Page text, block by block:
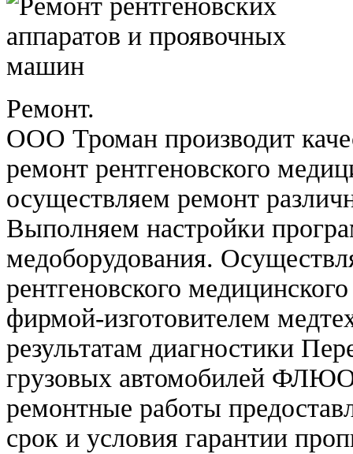
Ремонт.
ООО Троман производит
ремонт рентгеновского
осуществляем ремонт
Выполняем настройки
медоборудования.
рентгеновского
фирмой-изготовителем
результатам диагностики
грузовых автомобилей
ремонтные работы
срок и условия гарантии